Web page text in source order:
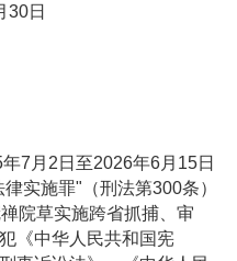
30日
7月2日至2026年6月15日
实施罪"（刑法第300条）
院草实施跨省抓捕、审
《中华人民共和国宪